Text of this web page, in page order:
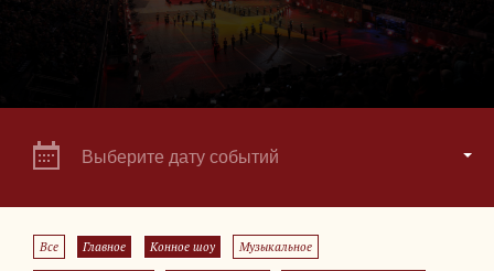
Выберите дату событий
Все Главное Конное шоу Музыкальное